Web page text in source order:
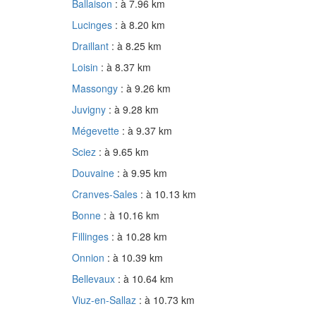
Ballaison : à 7.96 km
Lucinges : à 8.20 km
Draillant : à 8.25 km
Loisin : à 8.37 km
Massongy : à 9.26 km
Juvigny : à 9.28 km
Mégevette : à 9.37 km
Sciez : à 9.65 km
Douvaine : à 9.95 km
Cranves-Sales : à 10.13 km
Bonne : à 10.16 km
Fillinges : à 10.28 km
Onnion : à 10.39 km
Bellevaux : à 10.64 km
Viuz-en-Sallaz : à 10.73 km